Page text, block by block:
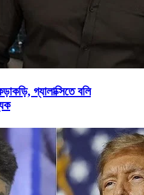
গ্যালাক্সিতে বলি